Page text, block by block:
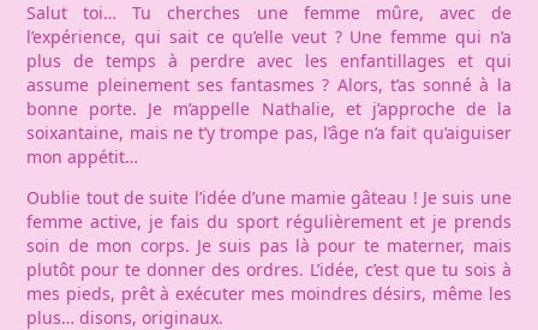
Salut toi… Tu cherches une femme mûre, avec de
l’expérience, qui sait ce qu’elle veut ? Une femme qui n’a
plus de temps à perdre avec les enfantillages et qui
assume pleinement ses fantasmes ? Alors, t’as sonné à la
bonne porte. Je m’appelle Nathalie, et j’approche de la
soixantaine, mais ne t’y trompe pas, l’âge n’a fait qu’aiguiser
mon appétit…
Oublie tout de suite l’idée d’une mamie gâteau ! Je suis une
femme active, je fais du sport régulièrement et je prends
soin de mon corps. Je suis pas là pour te materner, mais
plutôt pour te donner des ordres. L’idée, c’est que tu sois à
mes pieds, prêt à exécuter mes moindres désirs, même les
plus… disons, originaux.